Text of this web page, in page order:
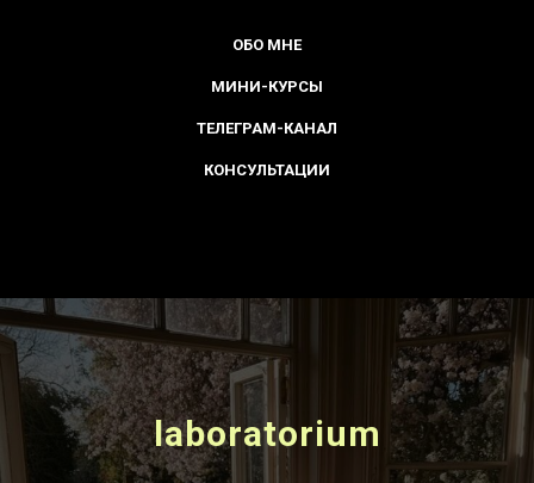
ОБО МНЕ
МИНИ-КУРСЫ
ТЕЛЕГРАМ-КАНАЛ
КОНСУЛЬТАЦИИ
laboratorium